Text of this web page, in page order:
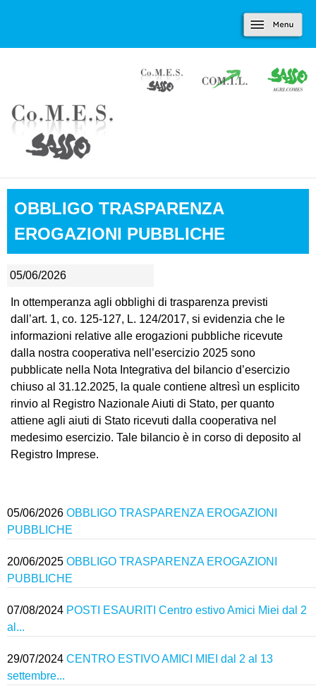
OBBLIGO TRASPARENZA
EROGAZIONI PUBBLICHE
05/06/2026
In ottemperanza agli obblighi di trasparenza previsti
dall’art. 1, co. 125-127, L. 124/2017, si evidenzia che le
informazioni relative alle erogazioni pubbliche ricevute
dalla nostra cooperativa nell’esercizio 2025 sono
pubblicate nella Nota Integrativa del bilancio d’esercizio
chiuso al 31.12.2025, la quale contiene altresì un esplicito
rinvio al Registro Nazionale Aiuti di Stato, per quanto
attiene agli aiuti di Stato ricevuti dalla cooperativa nel
medesimo esercizio. Tale bilancio è in corso di deposito al
Registro Imprese.
05/06/2026 OBBLIGO TRASPARENZA EROGAZIONI
PUBBLICHE
20/06/2025 OBBLIGO TRASPARENZA EROGAZIONI
PUBBLICHE
07/08/2024 POSTI ESAURITI Centro estivo Amici Miei dal 2
al...
29/07/2024 CENTRO ESTIVO AMICI MIEI dal 2 al 13
settembre...